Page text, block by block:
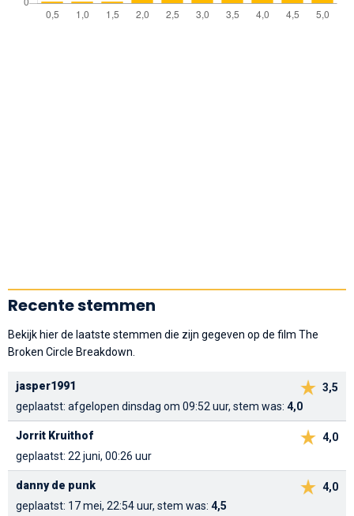
Recente stemmen
Bekijk hier de laatste stemmen die zijn gegeven op de film The
Broken Circle Breakdown.
3,5
jasper1991
geplaatst: afgelopen dinsdag om 09:52 uur, stem was: 4,0
4,0
Jorrit Kruithof
geplaatst: 22 juni, 00:26 uur
4,0
danny de punk
geplaatst: 17 mei, 22:54 uur, stem was: 4,5